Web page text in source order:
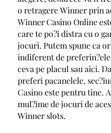
o retragere Winner prin
Winner Casino Online
care te po?i distra cu o
jocuri. Putem spune ca
indiferent de preferin?ele
ceva pe placul sau aici.
preferi pacanelele,
Casino este pentru tine.
mul?ime de jocuri de
Winner slots.